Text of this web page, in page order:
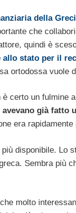
della
che
quindi è
allo stato per il
ortodossa vuole
certo un fulmine
già fatto
era
disponibile. Lo
Sembra più
molto